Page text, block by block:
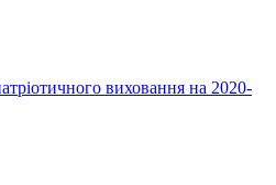
виховання на 2020-